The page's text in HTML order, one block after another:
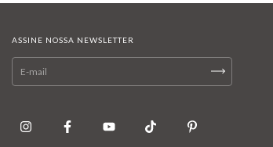
ASSINE NOSSA NEWSLETTER